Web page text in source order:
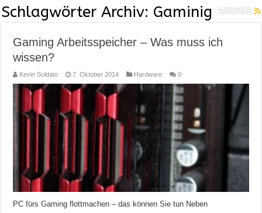
Schlagwörter Archiv: Gaminig
Gaming Arbeitsspeicher – Was muss ich
wissen?
Kevin Soldato 7. Oktober 2014 Hardware 0
PC fürs Gaming flottmachen – das können Sie tun Neben